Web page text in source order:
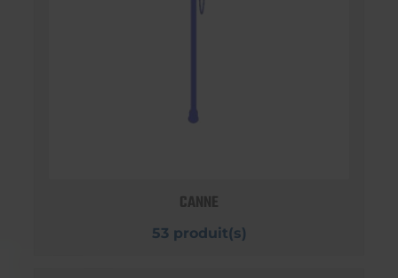
CANNE
53 produit(s)